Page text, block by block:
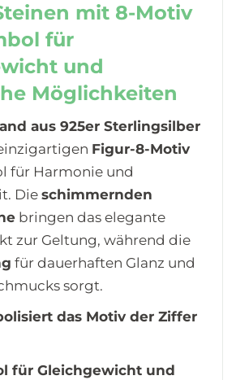
mit 8-Motiv
für
und
Möglichkeiten
aus 925er Sterlingsilber
Figur-8-Motiv
für Harmonie und
Die schimmernden
bringen das elegante
zur Geltung, während die
für dauerhaften Glanz und
sorgt.
das Motiv der Ziffer
für Gleichgewicht und